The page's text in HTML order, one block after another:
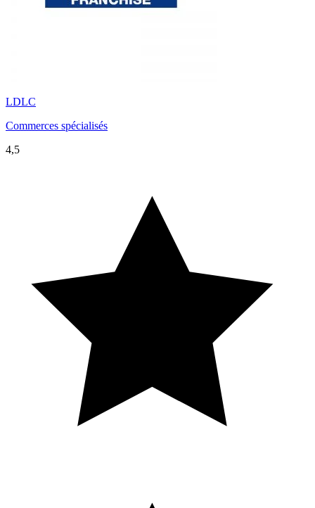
LDLC
Commerces spécialisés
4,5